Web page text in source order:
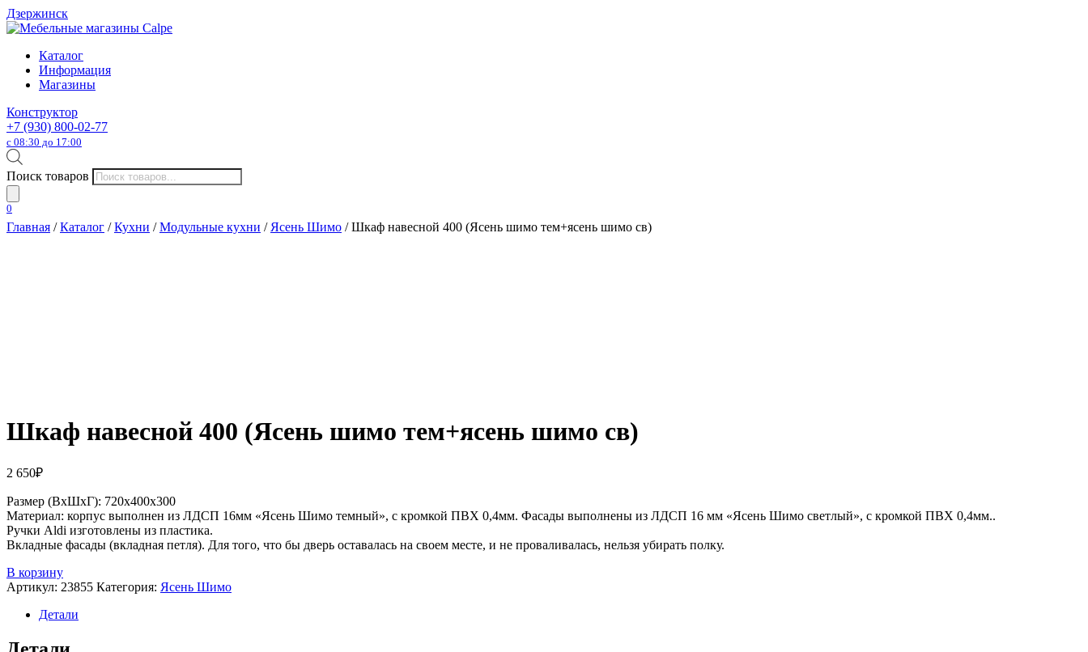
Дзержинск
Каталог
Информация
Магазины
Конструктор
+7 (930) 800-02-77
с 08:30 до 17:00
Поиск товаров
0
Главная /Каталог /Кухни /Модульные кухни / Ясень Шимо / Шкаф навесной 400 (Ясень шимо тем+ясень шимо св)
Шкаф навесной 400 (Ясень шимо тем+ясень шимо св)
2 650₽
Размер (ВхШхГ): 720х400х300
Материал: корпус выполнен из ЛДСП 16мм «Ясень Шимо темный», с кромкой ПВХ 0,4мм. Фасады выполнены из ЛДСП 16 мм «Ясень Шимо светлый», с кромкой ПВХ 0,4мм..
Ручки Aldi изготовлены из пластика.
Вкладные фасады (вкладная петля). Для того, что бы дверь оставалась на своем месте, и не проваливалась, нельзя убирать полку.
В корзину
Артикул: 23855 Категория: Ясень Шимо
Детали